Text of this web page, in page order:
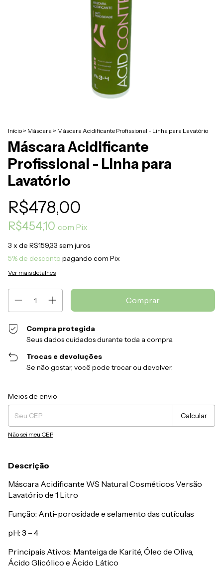
Início > Máscara > Máscara Acidificante Profissional - Linha para Lavatório
Máscara Acidificante
Profissional - Linha para
Lavatório
R$478,00
R$454,10 com Pix
3 x de R$159,33 sem juros
5% de desconto pagando com Pix
Ver mais detalhes
Compra protegida
Seus dados cuidados durante toda a compra.
Trocas e devoluções
Se não gostar, você pode trocar ou devolver.
Entregas para o CEP:
Meios de envio
Calcular
Não sei meu CEP
Descrição
Máscara Acidificante WS Natural Cosméticos Versão
Lavatório de 1 Litro
Função: Anti-porosidade e selamento das cutículas
pH: 3 – 4
Principais Ativos: Manteiga de Karité, Óleo de Oliva,
Ácido Glicólico e Ácido Lático